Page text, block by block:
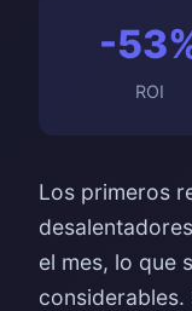
-
ROI
Los primeros
el mes, lo que
considerables.